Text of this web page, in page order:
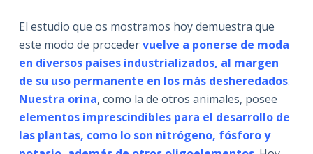
El estudio que os mostramos hoy demuestra que
este modo de procedervuelve a ponerse de moda
en diversos países industrializados, al margen
de su uso permanente en los más desheredados.
Nuestra orina, como la de otros animales, posee
elementos imprescindibles para el desarrollo de
las plantas, como lo son nitrógeno, fósforo y